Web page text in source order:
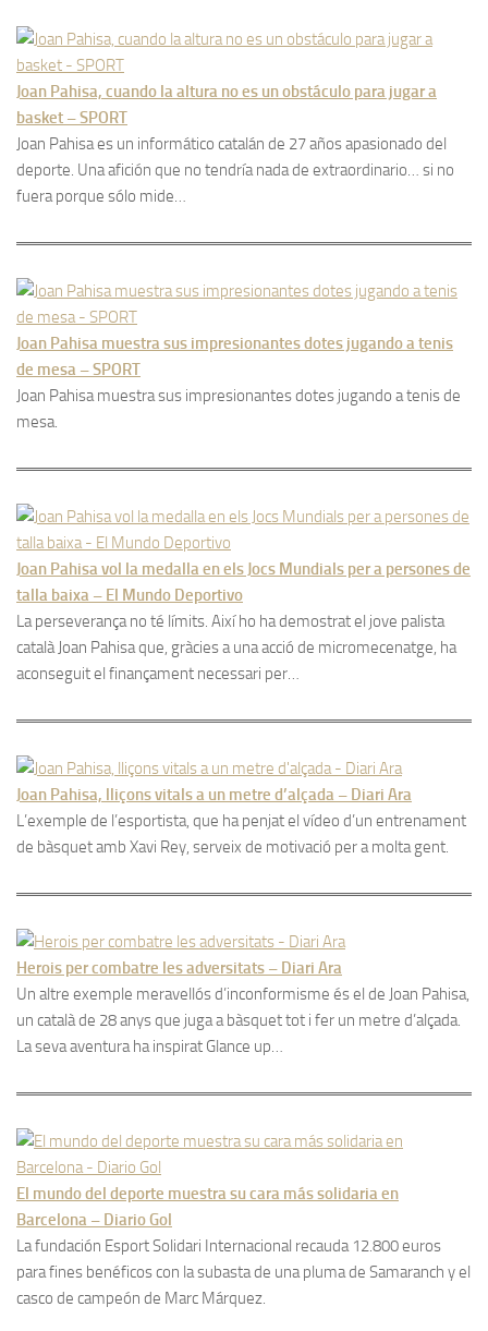
Joan Pahisa, cuando la altura no es un obstáculo para jugar a
basket – SPORT
Joan Pahisa es un informático catalán de 27 años apasionado del
deporte. Una afición que no tendría nada de extraordinario… si no
fuera porque sólo mide…
Joan Pahisa muestra sus impresionantes dotes jugando a tenis
de mesa – SPORT
Joan Pahisa muestra sus impresionantes dotes jugando a tenis de
mesa.
Joan Pahisa vol la medalla en els Jocs Mundials per a persones de
talla baixa – El Mundo Deportivo
La perseverança no té límits. Així ho ha demostrat el jove palista
català Joan Pahisa que, gràcies a una acció de micromecenatge, ha
aconseguit el finançament necessari per…
Joan Pahisa, lliçons vitals a un metre d’alçada – Diari Ara
L’exemple de l’esportista, que ha penjat el vídeo d’un entrenament
de bàsquet amb Xavi Rey, serveix de motivació per a molta gent.
Herois per combatre les adversitats – Diari Ara
Un altre exemple meravellós d’inconformisme és el de Joan Pahisa,
un català de 28 anys que juga a bàsquet tot i fer un metre d’alçada.
La seva aventura ha inspirat Glance up…
El mundo del deporte muestra su cara más solidaria en
Barcelona – Diario Gol
La fundación Esport Solidari Internacional recauda 12.800 euros
para fines benéficos con la subasta de una pluma de Samaranch y el
casco de campeón de Marc Márquez.